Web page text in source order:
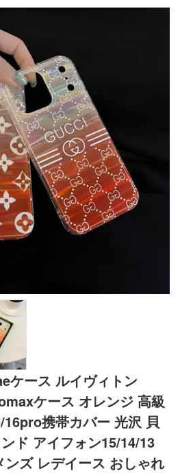
ケース ルイヴィトン
ケース オレンジ 高級
携帯カバー 光沢 貝
ド アイフォン15/14/13
ズ レデイース おしゃれ